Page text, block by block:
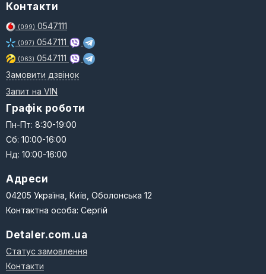
Контакти
(099) 0547111
(097) 0547111
(063) 0547111
Замовити дзвінок
Запит на VIN
Графік роботи
Пн-Пт: 8:30-19:00
Сб: 10:00-16:00
Нд: 10:00-16:00
Адреси
04205 Україна, Київ, Оболонська 12
Контактна особа: Сергій
Detaler.com.ua
Статус замовлення
Контакти